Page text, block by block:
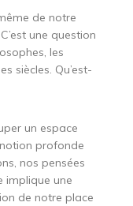
de notre
une question
les
siècles. Qu’est-
un espace
profonde
nos pensées
implique une
de notre place